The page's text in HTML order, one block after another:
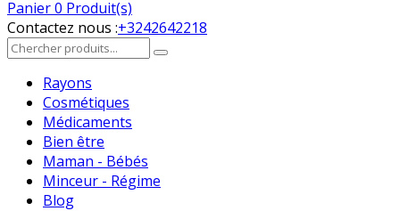
Panier0 Produit(s)
Contactez nous :+3242642218
Rayons
Cosmétiques
Médicaments
Bien être
Maman - Bébés
Minceur - Régime
Blog